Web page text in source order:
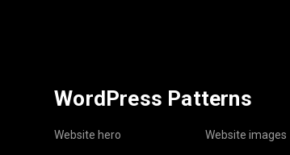
WordPress Patterns
Website hero
Website images